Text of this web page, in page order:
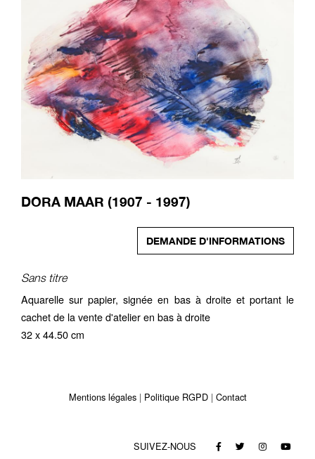
DORA MAAR (1907 - 1997)
DEMANDE D'INFORMATIONS
Sans titre
Aquarelle sur papier, signée en bas à droite et portant le
cachet de la vente d'atelier en bas à droite
32 x 44.50 cm
Mentions légales Politique RGPD Contact
SUIVEZ-NOUS